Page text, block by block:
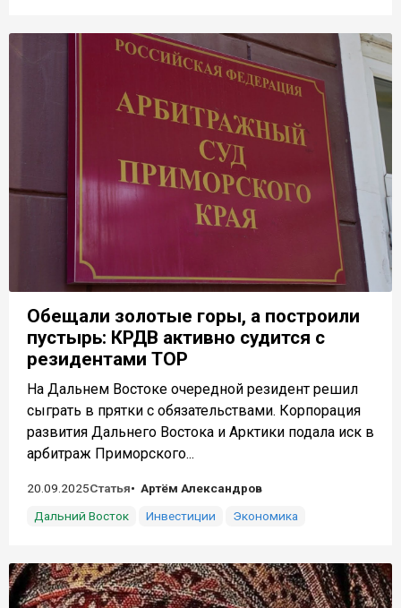
Обещали золотые горы, а построили
пустырь: КРДВ активно судится с
резидентами ТОР
На Дальнем Востоке очередной резидент решил
сыграть в прятки с обязательствами. Корпорация
развития Дальнего Востока и Арктики подала иск в
арбитраж Приморского...
20.09.2025Статья
Артём Александров
Дальний Восток
Инвестиции Экономика